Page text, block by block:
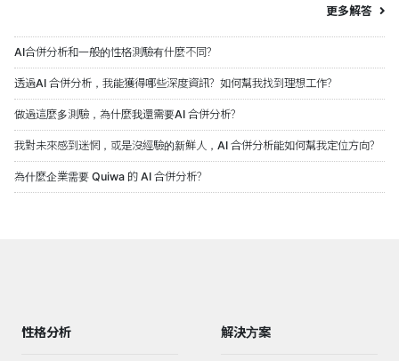
更多解答
AI合併分析和一般的性格測驗有什麼不同？
透過AI 合併分析，我能獲得哪些深度資訊？如何幫我找到理想工作？
做過這麼多測驗，為什麼我還需要AI 合併分析？
我對未來感到迷惘，或是沒經驗的新鮮人，AI 合併分析能如何幫我定位方向？
為什麼企業需要 Quiwa 的 AI 合併分析？
性格分析 解決方案